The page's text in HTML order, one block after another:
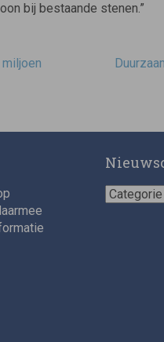
bij bestaande stenen.”